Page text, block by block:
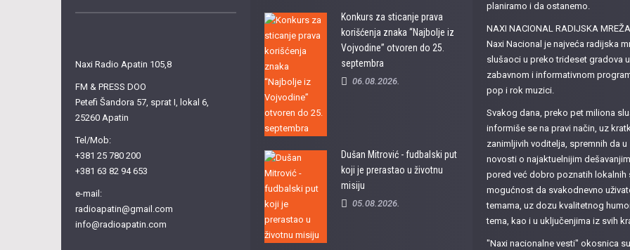
Naxi Radio Apatin 105,8
FM & PRESS DOO
Petefi Šandora 57, sprat I, lokal 6,
25260 Apatin
Tel/Mob:
+381 25 780 200
+381 63 82 94 653
e-mail:
radioapatin@gmail.com
info@radioapatin.com
Konkurs za sticanje prava
korišćenja znaka “Najbolje iz
Vojvodine” otvoren do 25.
septembra
06.08.2026.
Dušan Mitrović - fudbalski put
koji je prerastao u životnu
misiju
05.08.2026.
planiramo i da ostanemo.
NAXI NACIONAL RADIJSKA MREŽA
Naxi Nacional je najveća radijska
slušaoci u preko trideset gradova
zabavnom i informativnom
pop i rok muzici.
Svakog dana, preko pet miliona
informiše se na pravi način, uz
zanimljivih voditelja, spremnih da
novosti o najaktuelnijim
pored već dobro poznatih lokalnih
mogućnost da svakodnevno
temama, uz dozu kvalitetnog
tema, kao i u uključenjima iz svih
"Naxi nacionalne vesti" okosnica